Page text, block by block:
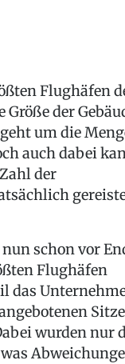
Flughäfen
der
um die
auch dabei
der
schon vor
Flughäfen
das
Sitze
wurden nur